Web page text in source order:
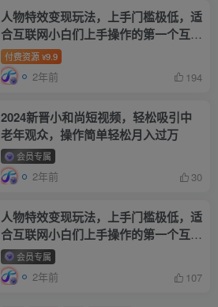
人物特效变现玩法，上手门槛极低，适
合互联网小白们上手操作的第一个互联
网项目
付费资源 ¥9.9
2年前 194
2024新晋小和尚短视频，轻松吸引中
老年观众，操作简单轻松月入过万
会员专属
2年前 30
人物特效变现玩法，上手门槛极低，适
合互联网小白们上手操作的第一个互联
网项目
会员专属
2年前 107